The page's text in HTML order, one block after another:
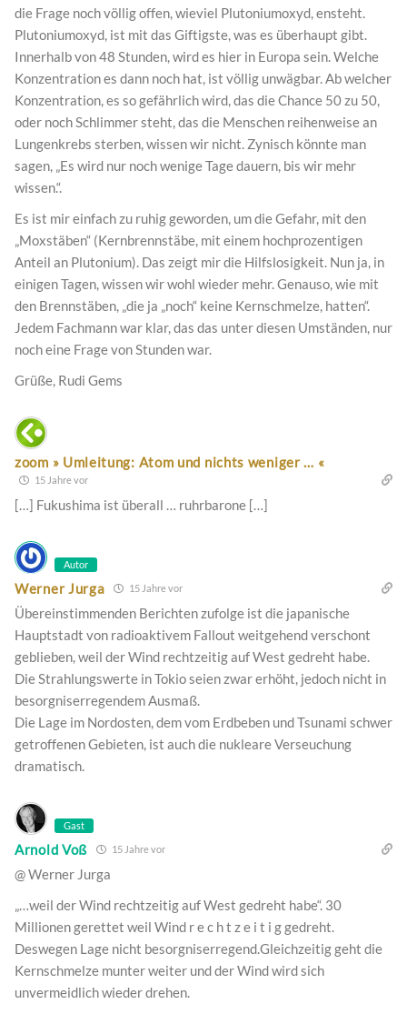
die Frage noch völlig offen, wieviel Plutoniumoxyd, ensteht.
Plutoniumoxyd, ist mit das Giftigste, was es überhaupt gibt.
Innerhalb von 48 Stunden, wird es hier in Europa sein. Welche
Konzentration es dann noch hat, ist völlig unwägbar. Ab welcher
Konzentration, es so gefährlich wird, das die Chance 50 zu 50,
oder noch Schlimmer steht, das die Menschen reihenweise an
Lungenkrebs sterben, wissen wir nicht. Zynisch könnte man
sagen, „Es wird nur noch wenige Tage dauern, bis wir mehr
wissen.“.
Es ist mir einfach zu ruhig geworden, um die Gefahr, mit den
„Moxstäben“ (Kernbrennstäbe, mit einem hochprozentigen
Anteil an Plutonium). Das zeigt mir die Hilfslosigkeit. Nun ja, in
einigen Tagen, wissen wir wohl wieder mehr. Genauso, wie mit
den Brennstäben, „die ja „noch“ keine Kernschmelze, hatten“.
Jedem Fachmann war klar, das das unter diesen Umständen, nur
noch eine Frage von Stunden war.
Grüße, Rudi Gems
zoom » Umleitung: Atom und nichts weniger … «
15 Jahre vor
[…] Fukushima ist überall … ruhrbarone […]
Autor
Werner Jurga 15 Jahre vor
Übereinstimmenden Berichten zufolge ist die japanische
Hauptstadt von radioaktivem Fallout weitgehend verschont
geblieben, weil der Wind rechtzeitig auf West gedreht habe.
Die Strahlungswerte in Tokio seien zwar erhöht, jedoch nicht in
besorgniserregendem Ausmaß.
Die Lage im Nordosten, dem vom Erdbeben und Tsunami schwer
getroffenen Gebieten, ist auch die nukleare Verseuchung
dramatisch.
Gast
Arnold Voß 15 Jahre vor
@ Werner Jurga
„…weil der Wind rechtzeitig auf West gedreht habe“. 30
Millionen gerettet weil Wind r e c h t z e i t i g gedreht.
Deswegen Lage nicht besorgniserregend.Gleichzeitig geht die
Kernschmelze munter weiter und der Wind wird sich
unvermeidlich wieder drehen.